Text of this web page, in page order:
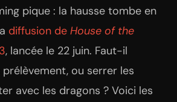
pique : la hausse tombe en
diffusion de House of the
, lancée le 22 juin. Faut-il
ou serrer les
avec les dragons ? Voici les